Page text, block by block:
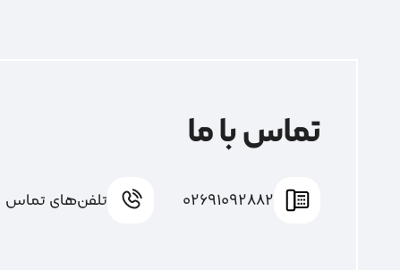
تماس با ما
02691092882 تلفن‌های تماس